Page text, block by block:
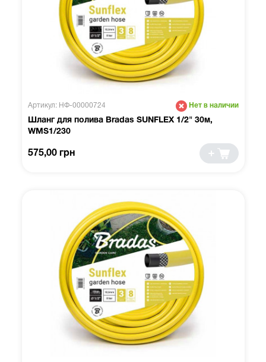
Артикул: НФ-00000724 Нет в наличии
Шланг для полива Bradas SUNFLEX 1/2" 30м,
WMS1/230
575,00 грн